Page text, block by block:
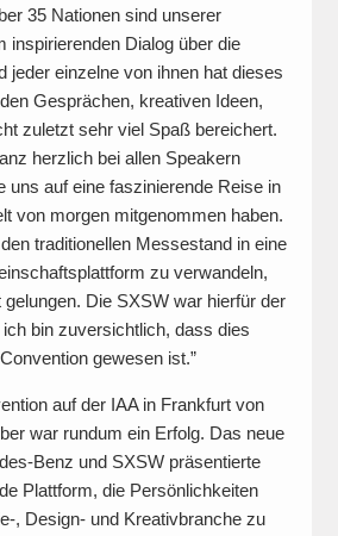
35 Nationen sind unserer
inspirierenden Dialog über die
jeder einzelne von ihnen hat dieses
Gesprächen, kreativen Ideen,
zuletzt sehr viel Spaß bereichert.
herzlich bei allen Speakern
uns auf eine faszinierende Reise in
von morgen mitgenommen haben.
traditionellen Messestand in eine
zu verwandeln,
Die SXSW war hierfür der
ich bin zuversichtlich, dass dies
gewesen ist.”
auf der IAA in Frankfurt von
war rundum ein Erfolg. Das neue
Benz und SXSW präsentierte
Plattform, die Persönlichkeiten
, Design- und Kreativbranche zu